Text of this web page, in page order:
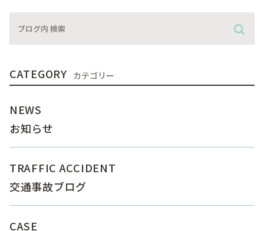
CATEGORY カテゴリー
NEWS
お知らせ
TRAFFIC ACCIDENT
交通事故ブログ
CASE